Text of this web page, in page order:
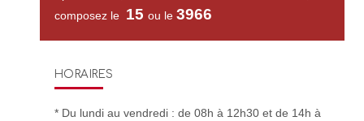
composez le 15 ou le 3966
HORAIRES
* Du lundi au vendredi : de 08h à 12h30 et de 14h à